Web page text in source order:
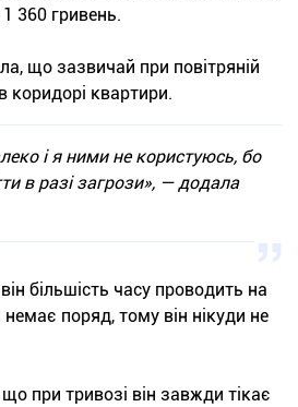
360 гривень.
що зазвичай при повітряній
коридорі квартири.
і я ними не користуюсь, бо
в разі загрози», — додала
більшість часу проводить на
немає поряд, тому він нікуди не
при тривозі він завжди тікає